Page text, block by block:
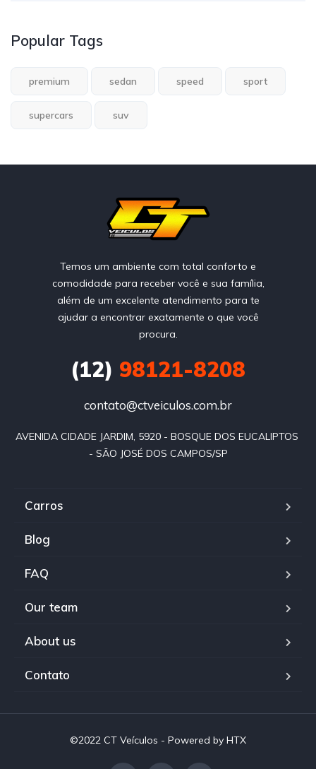
Popular Tags
premium sedan speed sport
supercars suv
Temos um ambiente com total conforto e
comodidade para receber você e sua família,
além de um excelente atendimento para te
ajudar a encontrar exatamente o que você
procura.
(12) 98121-8208
contato@ctveiculos.com.br
AVENIDA CIDADE JARDIM, 5920 - BOSQUE DOS EUCALIPTOS
- SÃO JOSÉ DOS CAMPOS/SP
Carros
Blog
FAQ
Our team
About us
Contato
©2022 CT Veículos - Powered by HTX